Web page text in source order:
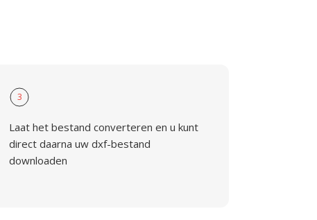
3
Laat het bestand converteren en u kunt
direct daarna uw dxf-bestand
downloaden